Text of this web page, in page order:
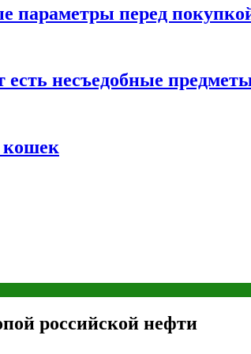
параметры перед
несъедобные
кошек
российской нефти